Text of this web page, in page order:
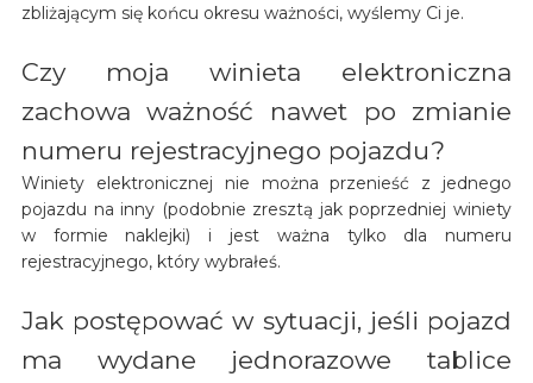
zbliżającym się końcu okresu ważności, wyślemy Ci je.
Czy moja winieta elektroniczna
zachowa ważność nawet po zmianie
numeru rejestracyjnego pojazdu?
Winiety elektronicznej nie można przenieść z jednego
pojazdu na inny (podobnie zresztą jak poprzedniej winiety
w formie naklejki) i jest ważna tylko dla numeru
rejestracyjnego, który wybrałeś.
Jak postępować w sytuacji, jeśli pojazd
ma wydane jednorazowe tablice